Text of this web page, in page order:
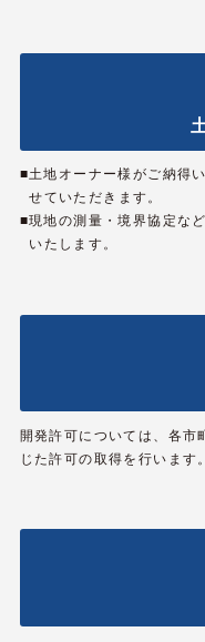
■土地オーナー様がご納得
せていただきます。
■現地の測量・境界協定な
いたします。
開発許可については、各市
じた許可の取得を行います。